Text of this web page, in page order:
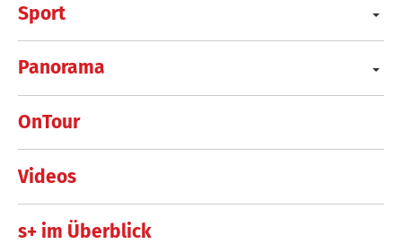
Sport
Panorama
OnTour
Videos
s+ im Überblick